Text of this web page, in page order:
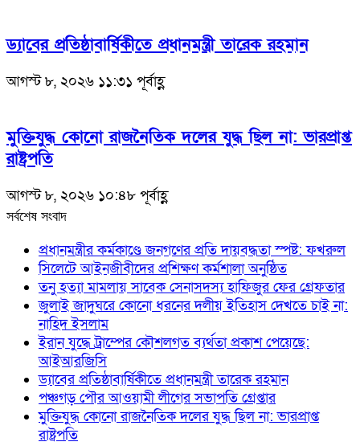
ড্যাবের প্রতিষ্ঠাবার্ষিকীতে প্রধানমন্ত্রী তারেক রহমান
আগস্ট ৮, ২০২৬ ১১:৩১ পূর্বাহ্ণ
মুক্তিযুদ্ধ কোনো রাজনৈতিক দলের যুদ্ধ ছিল না: ভারপ্রাপ্ত
রাষ্ট্রপতি
আগস্ট ৮, ২০২৬ ১০:৪৮ পূর্বাহ্ণ
সর্বশেষ সংবাদ
প্রধানমন্ত্রীর কর্মকাণ্ডে জনগণের প্রতি দায়বদ্ধতা স্পষ্ট: ফখরুল
সিলেটে আইনজীবীদের প্রশিক্ষণ কর্মশালা অনুষ্ঠিত
তনু হত্যা মামলায় সাবেক সেনাসদস্য হাফিজুর ফের গ্রেফতার
জুলাই জাদুঘরে কোনো ধরনের দলীয় ইতিহাস দেখতে চাই না:
নাহিদ ইসলাম
ইরান যুদ্ধে ট্রাম্পের কৌশলগত ব্যর্থতা প্রকাশ পেয়েছে:
আইআরজিসি
ড্যাবের প্রতিষ্ঠাবার্ষিকীতে প্রধানমন্ত্রী তারেক রহমান
পঞ্চগড় পৌর আওয়ামী লীগের সভাপতি গ্রেপ্তার
মুক্তিযুদ্ধ কোনো রাজনৈতিক দলের যুদ্ধ ছিল না: ভারপ্রাপ্ত
রাষ্ট্রপতি